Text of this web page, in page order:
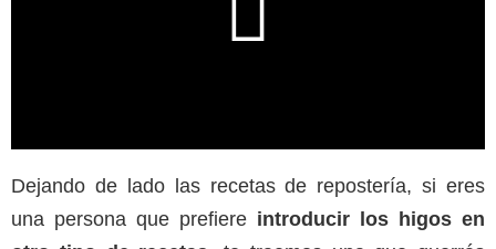
Dejando de lado las recetas de repostería, si eres
una persona que prefiere introducir los higos en